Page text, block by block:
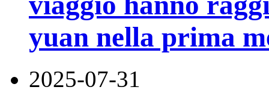
yuan nella prima
2025-07-31